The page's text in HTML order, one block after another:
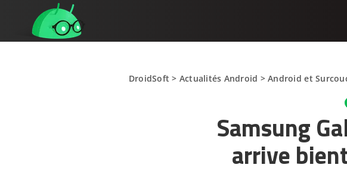
DroidSoft > Actualités Android >Android et
Samsung
arrive